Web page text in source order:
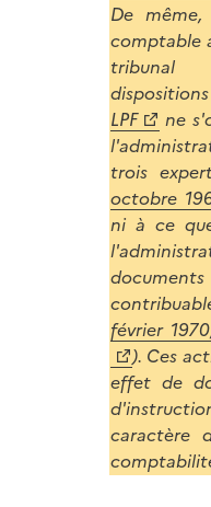
De même,
comptable
tribunal
LPF
ne
trois
octobre
ni à ce
février
). Ces
effet de
caractère